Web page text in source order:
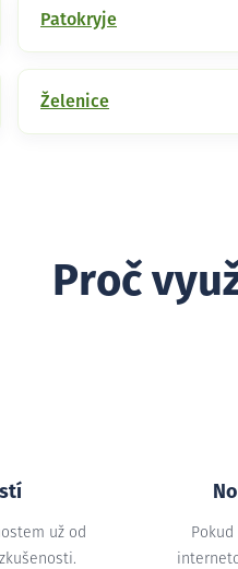
Patokryje
Želenice
Proč
už od